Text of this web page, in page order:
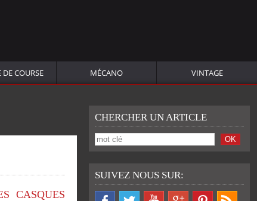
COURSE MÉCANO VINTAGE
CASQUES
CHERCHER UN ARTICLE
SUIVEZ NOUS SUR: